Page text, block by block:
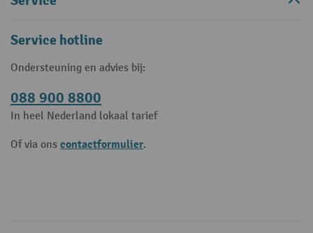
Service hotline
Ondersteuning en advies bij:
088 900 8800
In heel Nederland lokaal tarief
Of via ons contactformulier.